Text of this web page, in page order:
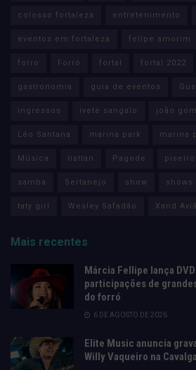
colosso fortaleza entretenimento
eventos em fortaleza felipe amorim
forro Forró fortal fortal 2022
gastronomia guia de eventos
ingressos ivete sangalo joão
Léo Santana marina park marina
Música nattan Pagode piseiro
samba Sertanejo show shows
taty girl Wesley Safadão Xand
Mais recentes
Márcia Fellipe lança
participações de
do forró
6 DE AGOSTO DE 2026
Elite Music anuncia
Willy Vaqueiro na